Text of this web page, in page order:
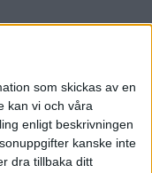
som skickas av en
kan vi och våra
enligt beskrivningen
kanske inte
dra tillbaka ditt